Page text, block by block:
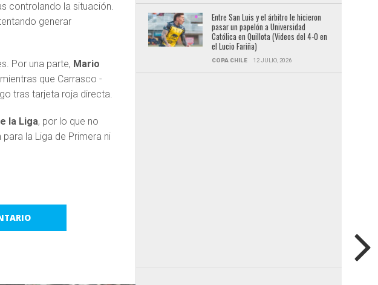
controlando la situación.
generar
Por una parte, Mario
que Carrasco -
tras tarjeta roja directa.
la Liga, por lo que no
la Liga de Primera ni
Entre San Luis y el árbitro le hicieron
pasar un papelón a Universidad
Católica en Quillota (Videos del 4-0 en
el Lucio Fariña)
COPA CHILE 12 JULIO, 2026